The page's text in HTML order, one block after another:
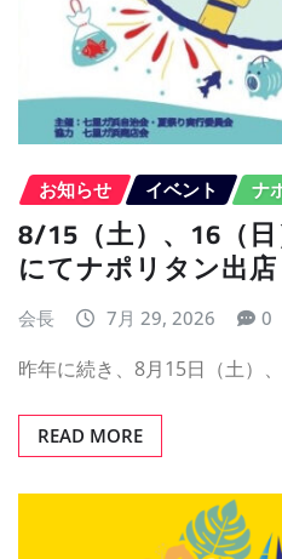
お知らせ イベント ナ
8/15（土）、16（
にてナポリタン出店
会長 7月 29, 2026 0
昨年に続き、8月15日（土）
READ MORE